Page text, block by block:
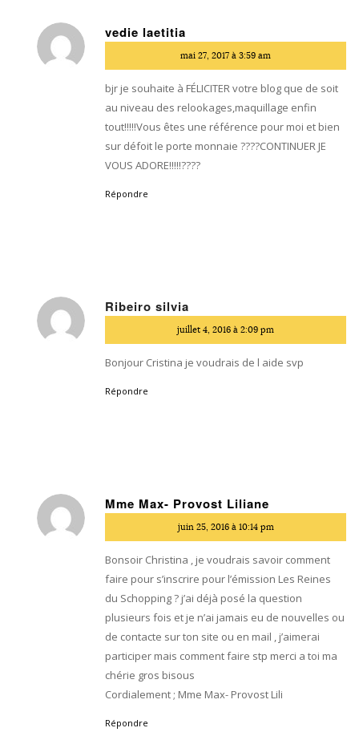
vedie laetitia
:
mai 27, 2017 à 3:59 am
bjr je souhaite à FÉLICITER votre blog que de soit
au niveau des relookages,maquillage enfin
tout!!!!!Vous êtes une référence pour moi et bien
sur défoit le porte monnaie ????CONTINUER JE
VOUS ADORE!!!!!????
Répondre
Ribeiro silvia
:
juillet 4, 2016 à 2:09 pm
Bonjour Cristina je voudrais de l aide svp
Répondre
Mme Max- Provost Liliane
:
juin 25, 2016 à 10:14 pm
Bonsoir Christina , je voudrais savoir comment
faire pour s’inscrire pour l’émission Les Reines
du Schopping ? j’ai déjà posé la question
plusieurs fois et je n’ai jamais eu de nouvelles ou
de contacte sur ton site ou en mail , j’aimerai
participer mais comment faire stp merci a toi ma
chérie gros bisous
Cordialement ; Mme Max- Provost Lili
Répondre